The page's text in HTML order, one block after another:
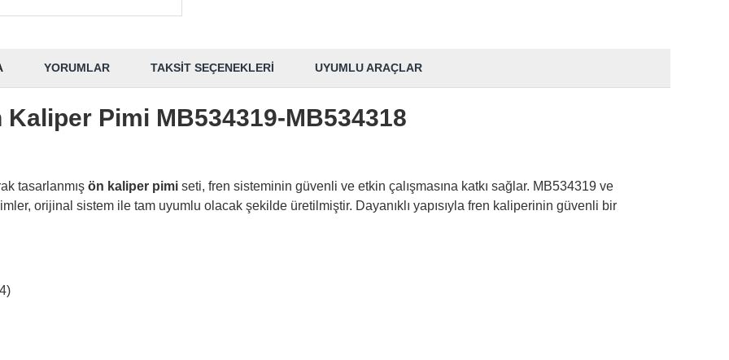
YORUMLAR TAKSIT SEÇENEKLERI UYUMLU ARAÇLAR
Pimi MB534319-MB534318
tasarlanmış ön kaliper pimi seti, fren sisteminin güvenli ve etkin çalışmasına katkı sağlar. MB534319 ve
orijinal sistem ile tam uyumlu olacak şekilde üretilmiştir. Dayanıklı yapısıyla fren kaliperinin güvenli bir